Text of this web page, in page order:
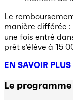
Le
manière différée :
une fois entré
prêt s’élève à 15
EN SAVOIR PLUS
Le